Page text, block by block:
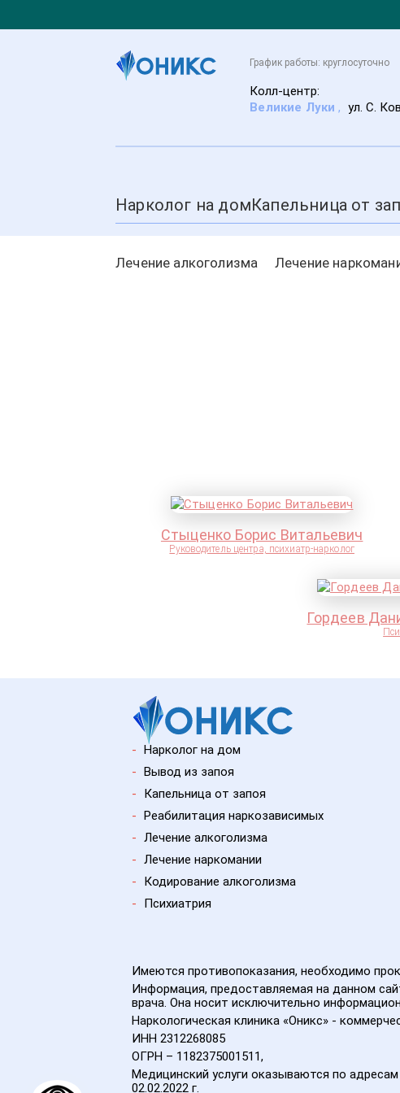
График работы: круглосуточно
Колл-центр:
Великие Луки, ул. С.
Нарколог на домКапельница от
Лечение алкоголизма Лечение
Стыценко Борис Витальевич
Руководитель центра, психиатр-нарколог
Гордеев
- Нарколог на дом
- Вывод из запоя
-
Капельница от запоя
- Реабилитация наркозависимых
- Лечение алкоголизма
- Лечение наркомании
-
Кодирование алкоголизма
-
Психиатрия
Имеются противопоказания, необходимо
Информация, предоставляемая на данном
врача. Она носит исключительно
Наркологическая клиника «Оникс» -
ИНН 2312268085
ОГРН – 1182375001511,
Медицинский услуги оказываются по
02.02.2022 г.